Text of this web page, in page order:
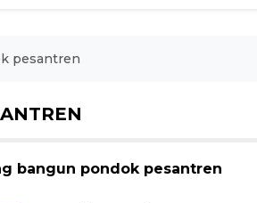
pesantren
bangun pondok pesantren